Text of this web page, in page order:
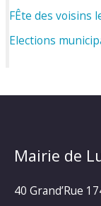
FÊte des voisins
Elections
Mairie de
40 Grand’Rue